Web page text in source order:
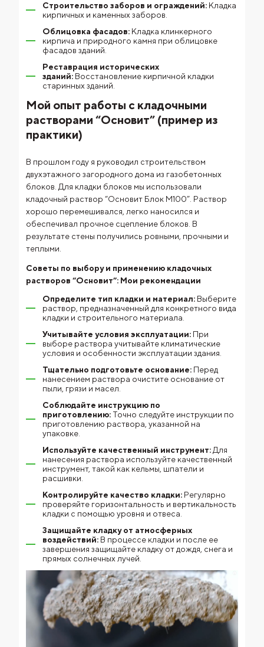
Строительство заборов и ограждений: Кладка
кирпичных и каменных заборов.
Облицовка фасадов: Кладка клинкерного
кирпича и природного камня при облицовке
фасадов зданий.
Реставрация исторических
зданий: Восстановление кирпичной кладки
старинных зданий.
Мой опыт работы с кладочными
растворами “Основит” (пример из
практики)
В прошлом году я руководил строительством
двухэтажного загородного дома из газобетонных
блоков. Для кладки блоков мы использовали
кладочный раствор “Основит Блок М100”. Раствор
хорошо перемешивался, легко наносился и
обеспечивал прочное сцепление блоков. В
результате стены получились ровными, прочными и
теплыми.
Советы по выбору и применению кладочных
растворов “Основит”: Мои рекомендации
Определите тип кладки и материал: Выберите
раствор, предназначенный для конкретного вида
кладки и строительного материала.
Учитывайте условия эксплуатации: При
выборе раствора учитывайте климатические
условия и особенности эксплуатации здания.
Тщательно подготовьте основание: Перед
нанесением раствора очистите основание от
пыли, грязи и масел.
Соблюдайте инструкцию по
приготовлению: Точно следуйте инструкции по
приготовлению раствора, указанной на
упаковке.
Используйте качественный инструмент:Для
нанесения раствора используйте качественный
инструмент, такой как кельмы, шпатели и
расшивки.
Контролируйте качество кладки: Регулярно
проверяйте горизонтальность и вертикальность
кладки с помощью уровня и отвеса.
Защищайте кладку от атмосферных
воздействий: В процессе кладки и после ее
завершения защищайте кладку от дождя, снега и
прямых солнечных лучей.